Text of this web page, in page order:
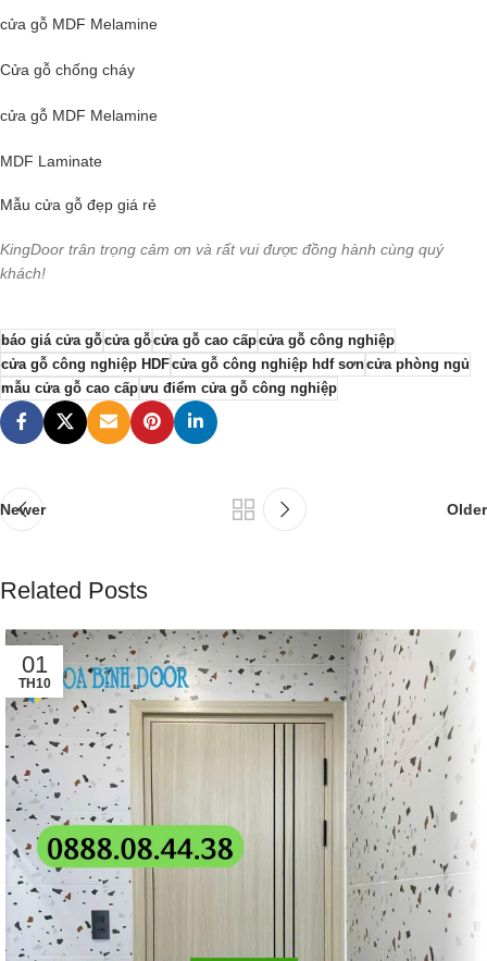
cửa gỗ MDF Melamine
Cửa gỗ chống cháy
cửa gỗ MDF Melamine
MDF Laminate
Mẫu cửa gỗ đẹp giá rẻ
KingDoor trân trọng cảm ơn và rất vui được đồng hành cùng quý
khách!
báo giá cửa gỗcửa gỗcửa gỗ cao cấpcửa gỗ công nghiệp
cửa gỗ công nghiệp HDFcửa gỗ công nghiệp hdf sơncửa phòng ngủ
mẫu cửa gỗ cao cấpưu điểm cửa gỗ công nghiệp
Newer Older
Related Posts
01
TH10